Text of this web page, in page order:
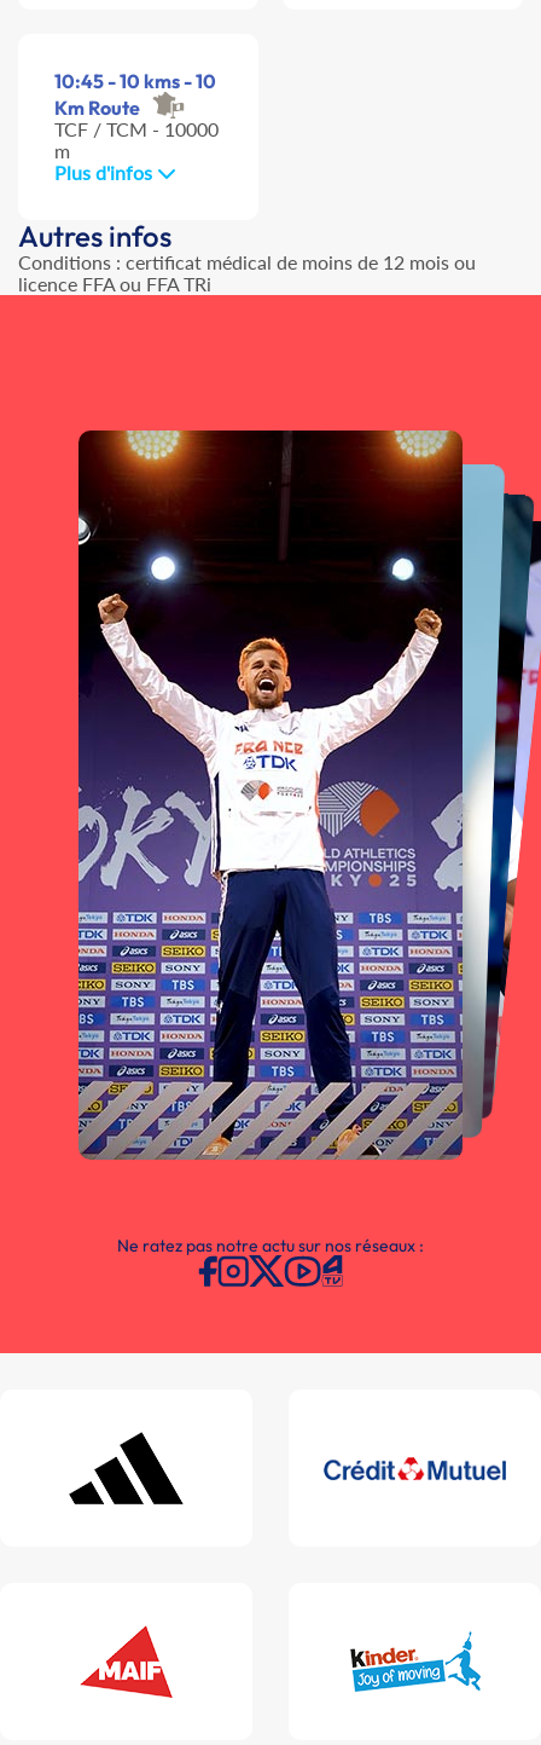
10:45 - 10 kms - 10
Km Route
TCF / TCM - 10000
m
Plus d'infos
Autres infos
Conditions : certificat médical de moins de 12 mois ou
licence FFA ou FFA TRi
Ne ratez pas notre actu sur nos réseaux :